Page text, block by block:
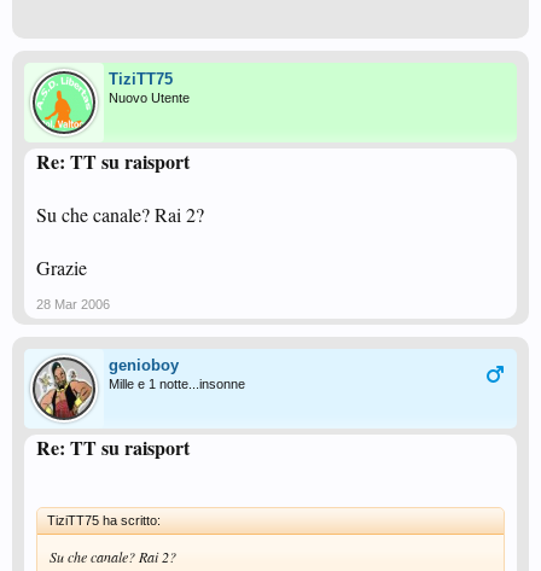
TiziTT75
Nuovo Utente
Re: TT su raisport
Su che canale? Rai 2?
Grazie
28 Mar 2006
genioboy
Mille e 1 notte...insonne
Re: TT su raisport
TiziTT75 ha scritto:
Su che canale? Rai 2?